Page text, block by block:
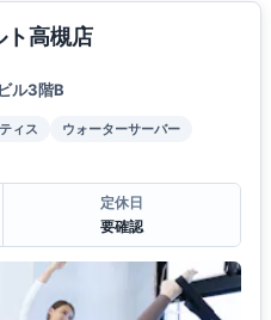
ト高槻店
ル3階B
ィス
ウォーターサーバー
定休日
要確認